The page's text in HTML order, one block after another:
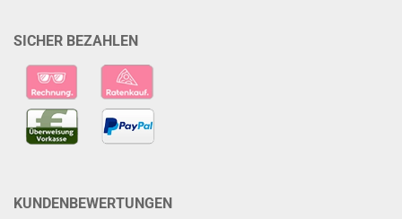
SICHER BEZAHLEN
KUNDENBEWERTUNGEN